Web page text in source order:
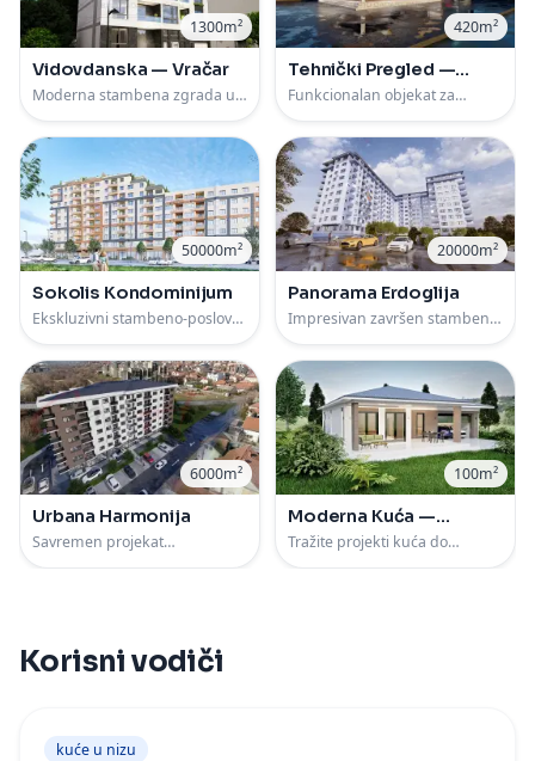
1300m²
Vidovdanska — Vračar
Moderna stambena zgrada u
420m²
Tehnički Pregled —
Paraćin
Funkcionalan objekat za
50000m²
Sokolis Kondominijum
Ekskluzivni stambeno-poslovni
20000m²
Panorama Erdoglija
Impresivan završen stambeni
6000m²
Urbana Harmonija
Savremen projekat
100m²
Moderna Kuća —
Kaluđerica
Tražite projekti kuća do
Korisni vodiči
kuće u nizu